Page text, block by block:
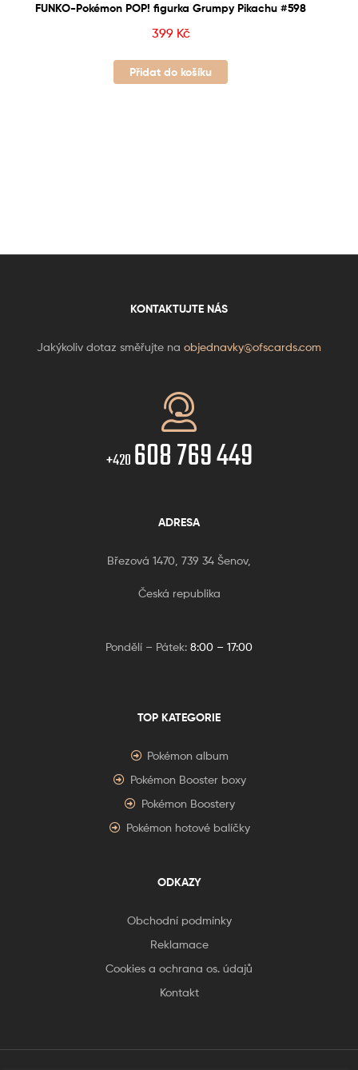
FUNKO-Pokémon POP! figurka Grumpy Pikachu #598
399 Kč
Přidat do košíku
KONTAKTUJTE NÁS
Jakýkoliv dotaz směřujte na objednavky@ofscards.com
+420 608 769 449
ADRESA
Březová 1470, 739 34 Šenov,
Česká republika
Pondělí – Pátek: 8:00 – 17:00
TOP KATEGORIE
Pokémon album
Pokémon Booster boxy
Pokémon Boostery
Pokémon hotové balíčky
ODKAZY
Obchodní podmínky
Reklamace
Cookies a ochrana os. údajů
Kontakt